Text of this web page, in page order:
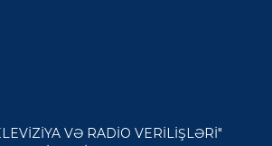
VƏ RADİO VERİLİŞLƏRİ"